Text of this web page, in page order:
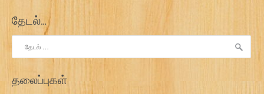
தேடல்…
தேடு:
தலைப்புகள்